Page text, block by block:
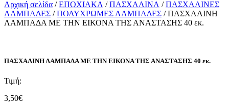
Αρχική σελίδα /ΕΠΟΧΙΑΚΑ /ΠΑΣΧΑΛΙΝΑ /ΠΑΣΧΑΛΙΝΕΣ
ΛΑΜΠΑΔΕΣ /ΠΟΛΥΧΡΩΜΕΣ ΛΑΜΠΑΔΕΣ / ΠΑΣΧΑΛΙΝΗ
ΛΑΜΠΑΔΑ ΜΕ ΤΗΝ ΕΙΚΟΝΑ ΤΗΣ ΑΝΑΣΤΑΣΗΣ 40 εκ.
ΠΑΣΧΑΛΙΝΗ ΛΑΜΠΑΔΑ ΜΕ ΤΗΝ ΕΙΚΟΝΑ ΤΗΣ ΑΝΑΣΤΑΣΗΣ 40 εκ.
Τιμή:
3,50€